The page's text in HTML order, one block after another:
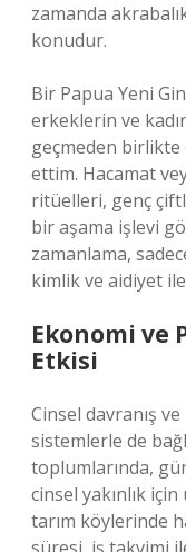
zamanda
konudur.
Bir Papua Yeni
erkeklerin ve
geçmeden
ettim. Hacamat
ritüelleri, genç
bir aşama işlevi
zamanlama,
kimlik ve aidiyet
Ekonomi ve
Etkisi
Cinsel davranış
sistemlerle de
toplumlarında,
cinsel yakınlık
tarım köylerinde